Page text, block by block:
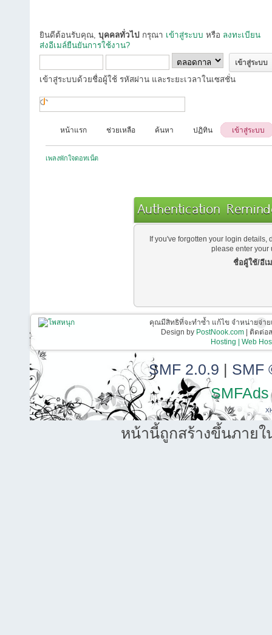
ยินดีต้อนรับคุณ, บุคคลทั่วไป กรุณา เข้าสู่ระบบ หรือ ลงทะเบียน
ส่งอีเมล์ยืนยันการใช้งาน?
เข้าสู่ระบบด้วยชื่อผู้ใช้ รหัสผ่าน และระยะเวลาในเซสชั่น
หน้าแรก ช่วยเหลือ ค้นหา ปฏิทิน เข้าสู่ระบบ
เพลงพักใจดอทเน็ต
Authentication
If you've forgotten your login details,
please enter your
ชื่อผู้ใช้/อีเ
คุณมีสิทธิที่จะทำซ้ำ แก้ไข จำหน่ายจ่า
Design by PostNook.com| ติดต่อส
Hosting | Web
SMF 2.0.9 | SMF
SMFAds
หน้านี้ถูกสร้างขึ้นภายใ